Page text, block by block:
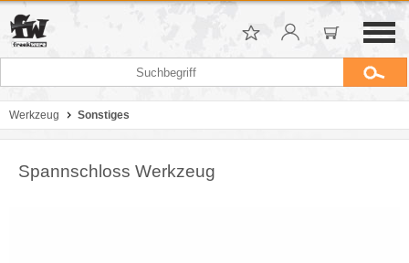
Werkzeug Sonstiges
Spannschloss Werkzeug